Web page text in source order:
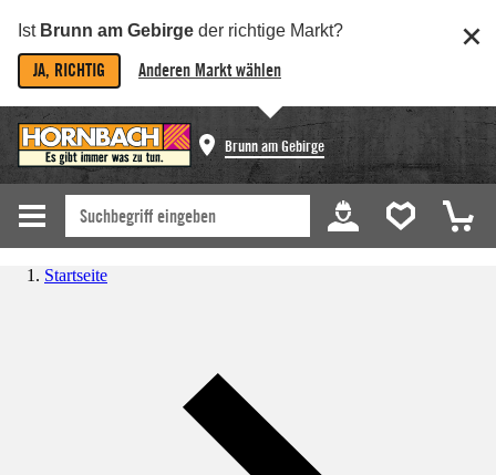
Ist Brunn am Gebirge der richtige Markt?
JA, RICHTIG Anderen Markt wählen
Brunn am Gebirge
Startseite